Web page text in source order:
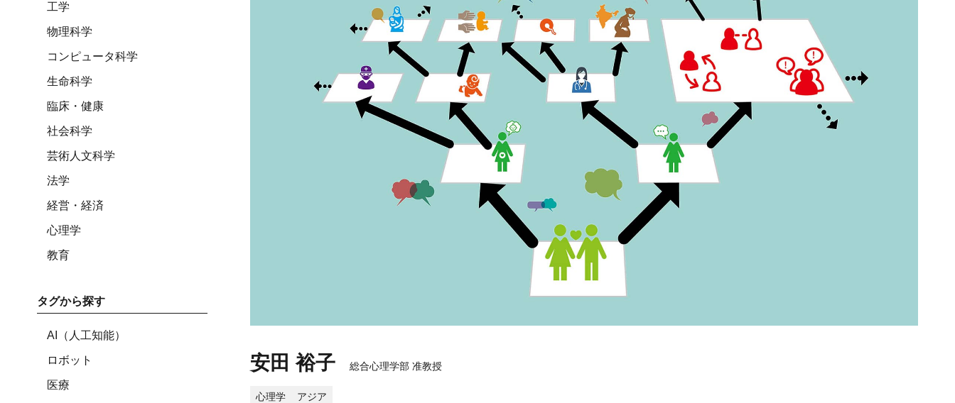
工学
物理科学
コンピュータ科学
生命科学
臨床・健康
社会科学
芸術人文科学
法学
経営・経済
心理学
教育
タグから探す
AI（人工知能）
ロボット
医療
安田 裕子 総合心理学部 准教授
心理学 アジア